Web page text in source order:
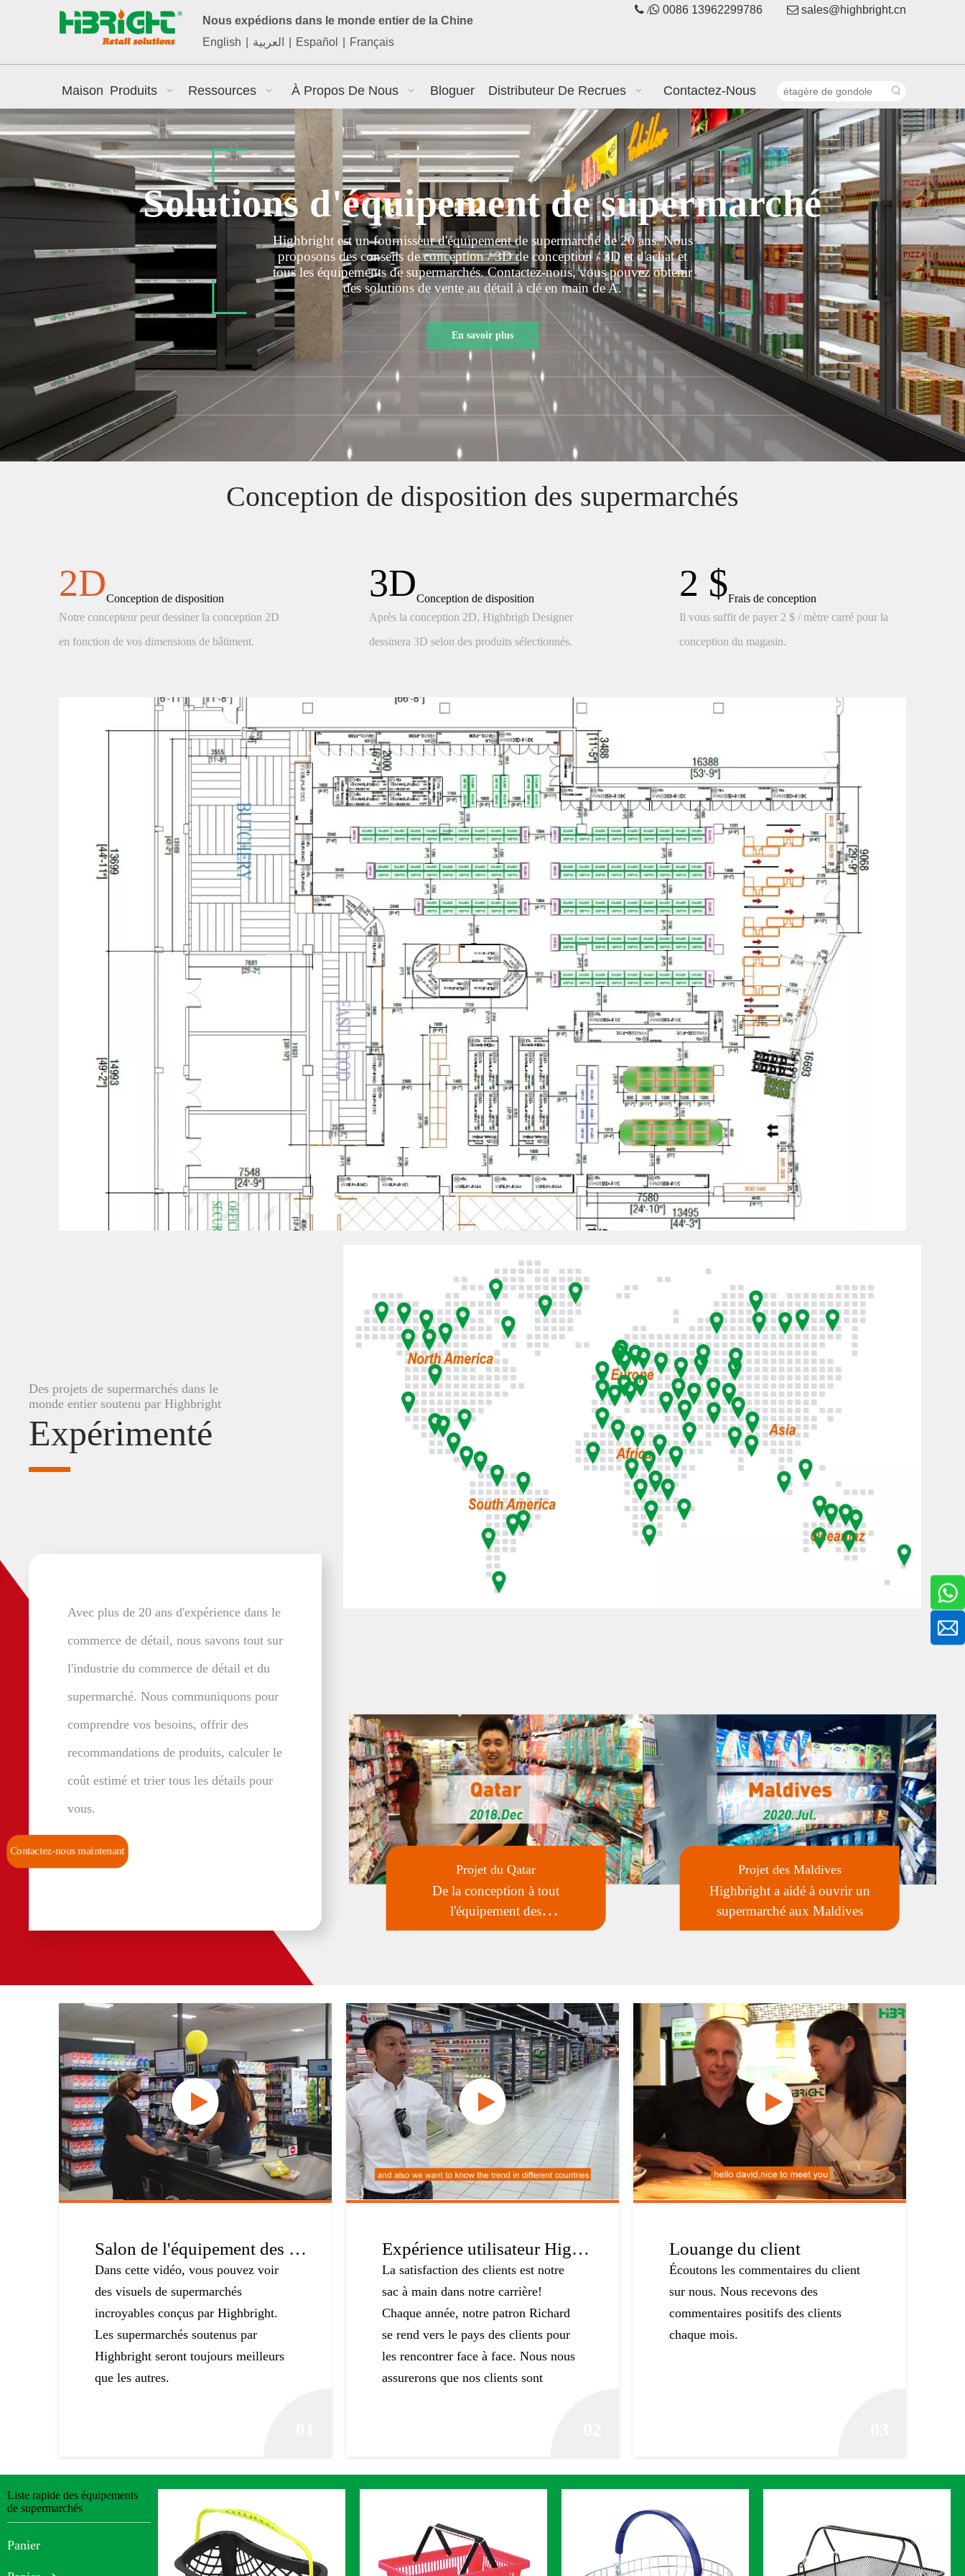
Nous expédions dans le monde entier de la Chine
English
العربية Español Français
 / 0086 13962299786  sales@highbright.cn
Maison Produits Ressources À Propos De Nous Bloguer Distributeur De Recrues Contactez-Nous
Solutions d'équipement de supermarché
Highbright est un fournisseur d'équipement de supermarché de 20 ans. Nous
proposons des conseils de conception / 3D de conception / 3D et d'achat et
tous les équipements de supermarchés. Contactez-nous, vous pouvez obtenir
des solutions de vente au détail à clé en main de A.
En savoir plus
Conception de disposition des supermarchés
2DConception de disposition
Notre concepteur peut dessiner la conception 2D
en fonction de vos dimensions de bâtiment.
3DConception de disposition
Après la conception 2D, Highbrigh Designer
dessinera 3D selon des produits sélectionnés.
2 $Frais de conception
Il vous suffit de payer 2 $ / mètre carré pour la
conception du magasin.
Des projets de supermarchés dans le
monde entier soutenu par Highbright
Expérimenté
Avec plus de 20 ans d'expérience dans le
commerce de détail, nous savons tout sur
l'industrie du commerce de détail et du
supermarché. Nous communiquons pour
comprendre vos besoins, offrir des
recommandations de produits, calculer le
coût estimé et trier tous les détails pour
vous.
Contactez-nous maintenant
Projet du Qatar
De la conception à tout
l'équipement des
supermarchés en passant par
Projet des Maldives
Highbright a aidé à ouvrir un
supermarché aux Maldives
Salon de l'équipement des supermarchés
Dans cette vidéo, vous pouvez voir
des visuels de supermarchés
incroyables conçus par Highbright.
Les supermarchés soutenus par
Highbright seront toujours meilleurs
que les autres.
Expérience utilisateur Highbrigt
La satisfaction des clients est notre
sac à main dans notre carrière!
Chaque année, notre patron Richard
se rend vers le pays des clients pour
les rencontrer face à face. Nous nous
assurerons que nos clients sont
Louange du client
Écoutons les commentaires du client
sur nous. Nous recevons des
commentaires positifs des clients
chaque mois.
Liste rapide des équipements
de supermarchés
Panier